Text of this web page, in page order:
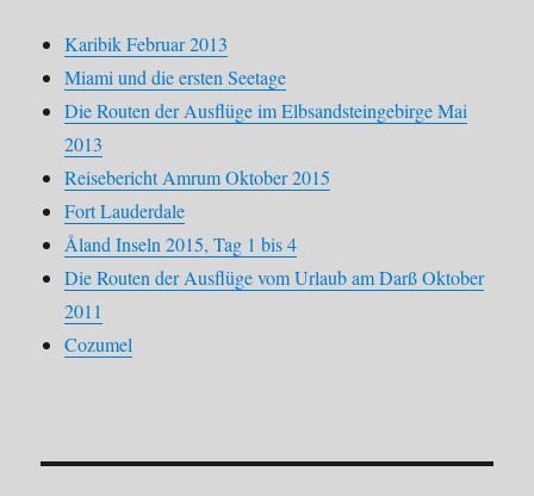
Karibik Februar 2013
Miami und die ersten Seetage
Die Routen der Ausflüge im Elbsandsteingebirge Mai
2013
Reisebericht Amrum Oktober 2015
Fort Lauderdale
Åland Inseln 2015, Tag 1 bis 4
Die Routen der Ausflüge vom Urlaub am Darß Oktober
2011
Cozumel